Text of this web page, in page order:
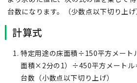
台数になります。（少数点以下切り上げ
計算式
特定用途の床面積÷150平方メート
面積×2分の1）÷450平方メートル
台数（小数点以下切り上げ）